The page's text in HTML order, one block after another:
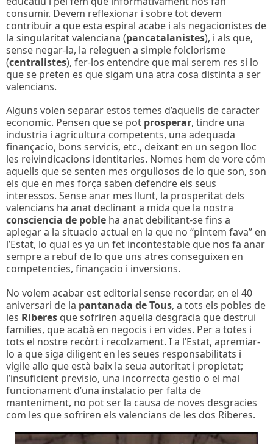
consumir. Devem reflexionar i sobre tot devem
contribuir a que esta espiral acabe i als negacionistes de
la singularitat valenciana (pancatalanistes), i als que,
sense negar-la, la releguen a simple folclorisme
(centralistes), fer-los entendre que mai serem res si lo
que se preten es que sigam una atra cosa distinta a ser
valencians.
Alguns volen separar estos temes d’aquells de caracter
economic. Pensen que se pot prosperar, tindre una
industria i agricultura competents, una adequada
finançacio, bons servicis, etc., deixant en un segon lloc
les reivindicacions identitaries. Nomes hem de vore cóm
aquells que se senten mes orgullosos de lo que son, son
els que en mes força saben defendre els seus
interessos. Sense anar mes llunt, la prosperitat dels
valencians ha anat declinant a mida que la nostra
consciencia de poble ha anat debilitant-se fins a
aplegar a la situacio actual en la que no “pintem fava” en
l’Estat, lo qual es ya un fet incontestable que nos fa anar
sempre a rebuf de lo que uns atres conseguixen en
competencies, finançacio i inversions.
No volem acabar est editorial sense recordar, en el 40
aniversari de la pantanada de Tous, a tots els pobles de
les Riberes que sofriren aquella desgracia que destrui
families, que acabà en negocis i en vides. Per a totes i
tots el nostre recòrt i recolzament. I a l’Estat, apremiar-
lo a que siga diligent en les seues responsabilitats i
vigile allo que està baix la seua autoritat i propietat;
l’insuficient previsio, una incorrecta gestio o el mal
funcionament d’una instalacio per falta de
manteniment, no pot ser la causa de noves desgracies
com les que sofriren els valencians de les dos Riberes.